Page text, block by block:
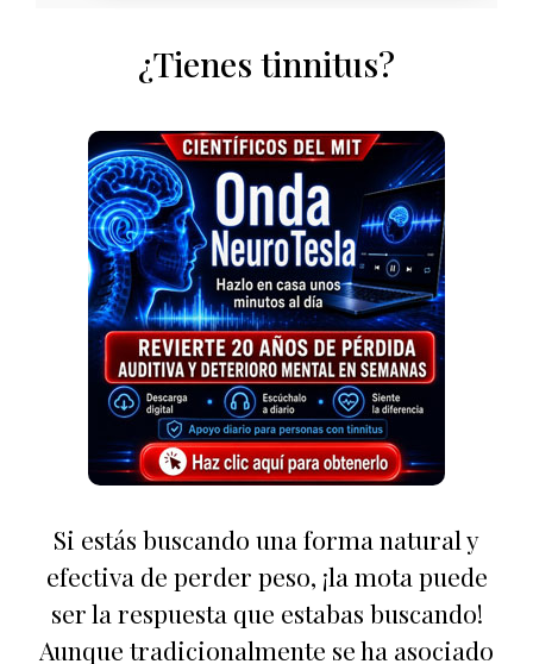
¿Tienes tinnitus?
Si estás buscando una forma natural y
efectiva de perder peso, ¡la mota puede
ser la respuesta que estabas buscando!
Aunque tradicionalmente se ha asociado